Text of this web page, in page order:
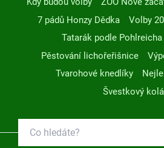
7 pádů Honzy Dědka
Volby
Tatarák podle Pohlreicha
Pěstování lichořeřišnice
Tvarohové knedlíky
Švestkový